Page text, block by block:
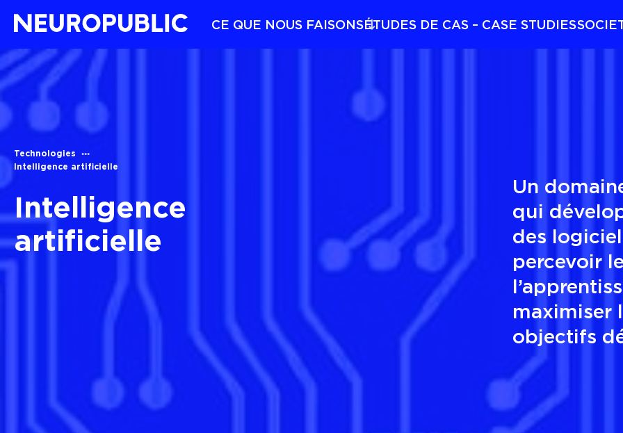
CE QUE NOUS FAISONSÉTUDES DE CAS – CASE STUDIES
Technologies
Intelligence artificielle
Intelligence
artificielle
Un
qui
des
percevoir
maximiser
objectifs